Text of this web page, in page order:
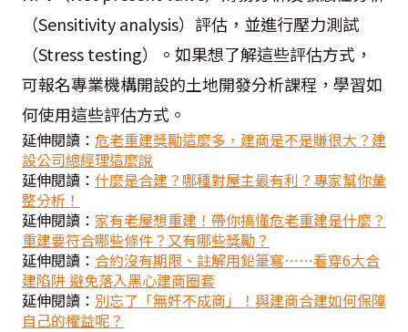
（Sensitivity analysis）評估，並進行壓力測試
（Stress testing）。如果想了解這些評估方式，
可報名專業機構開設的土地開發分析課程，學習如
何使用這些評估方式。
延伸閱讀： 危老重建獎勵這麼多，建商是不是賺很大？建
設公司總經理這麼說
延伸閱讀： 什麼是合建？哪種對屋主最有利？專家幫你彙
整分析！
延伸閱讀： 家有老屋想重建！帶你搞懂危老重建是什麼？
重建要符合哪些條件？又有哪些獎勵？
延伸閱讀： 合約沒有期限、註解用鉛筆寫……看穿6大合
建陷阱 避免落入黑心建商圈套
延伸閱讀： 別忘了「無奸不成商」！與建商合建如何保障
自己的權益呢？